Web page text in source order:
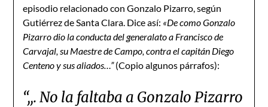
episodio relacionado con Gonzalo Pizarro, según
Gutiérrez de Santa Clara. Dice así: «De como Gonzalo
Pizarro dio la conducta del generalato a Francisco de
Carvajal, su Maestre de Campo, contra el capitán Diego
Centeno y sus aliados…”(Copio algunos párrafos):
“,,. No la faltaba a Gonzalo Pizarro